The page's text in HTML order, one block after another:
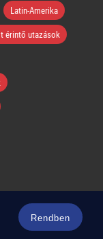
Latin-Amerika
érintő utazások
Rendben